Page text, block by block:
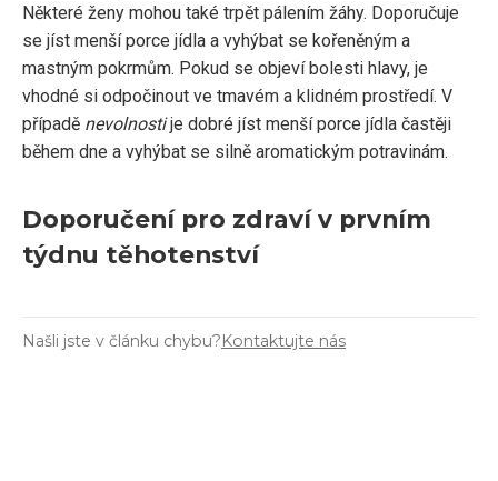
Některé ženy mohou také trpět pálením žáhy. Doporučuje
se jíst menší porce jídla a vyhýbat se kořeněným a
mastným pokrmům. Pokud se objeví bolesti hlavy, je
vhodné si odpočinout ve tmavém a klidném prostředí. V
případě nevolnostije dobré jíst menší porce jídla častěji
během dne a vyhýbat se silně aromatickým potravinám.
Doporučení pro zdraví v prvním
týdnu těhotenství
Našli jste v článku chybu?Kontaktujte nás